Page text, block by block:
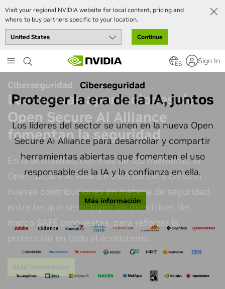
Visit your regional NVIDIA website for local content, pricing and
where to buy partners specific to your location.
Continue
to
main
content
ES Sign In
Ciberseguridad
Proteger la era de la IA, juntos
Los líderes del sector se unen en la nueva Open
Secure AI Alliance para desarrollar y compartir
herramientas abiertas que fomenten el uso
responsable de la IA y la confianza en ella.
Más información